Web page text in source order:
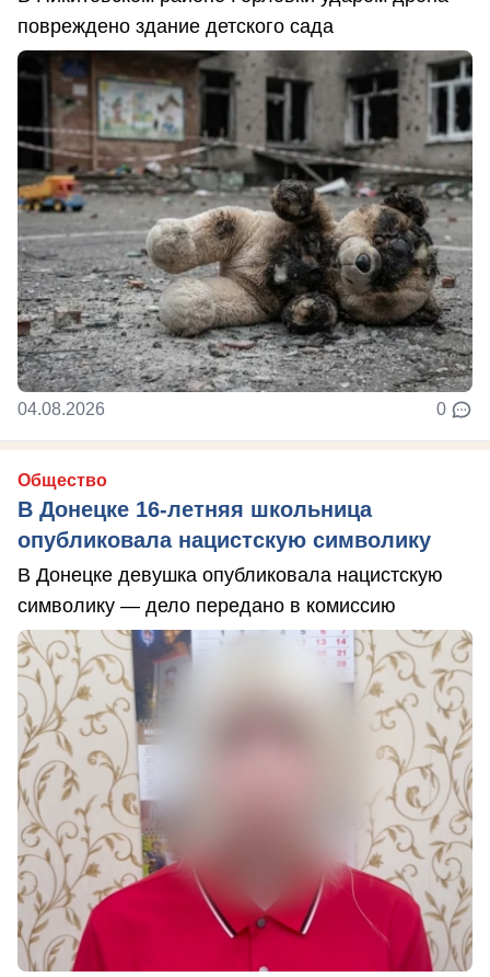
повреждено здание детского сада
04.08.2026 0
Общество
В Донецке 16-летняя школьница
опубликовала нацистскую символику
В Донецке девушка опубликовала нацистскую
символику — дело передано в комиссию